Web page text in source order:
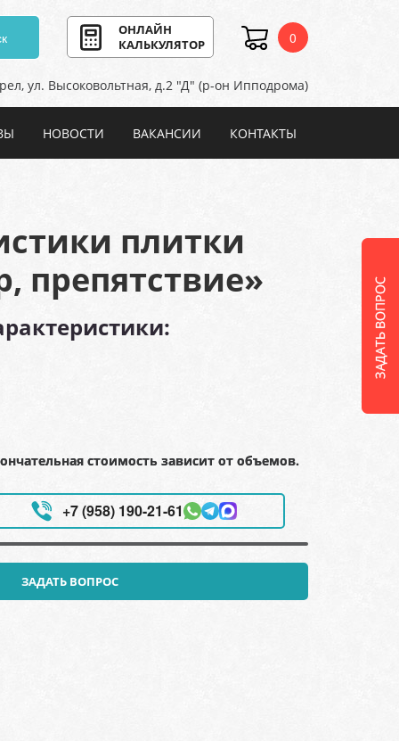
ул. Высоковольтная, д.2 "Д" (р-он Ипподрома)
ОНЛАЙН
КАЛЬКУЛЯТОР
0
НОВОСТИ ВАКАНСИИ КОНТАКТЫ
плитки
препятствие»
стоимость зависит от объемов.
+7 (958) 190-21-61
ЗАДАТЬ ВОПРОС